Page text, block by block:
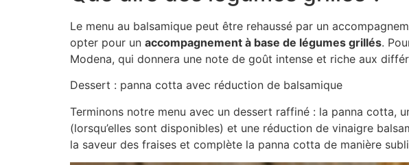
Le menu au balsamique peut être rehaussé par un
opter pour un accompagnement à base de légumes grillés.
Modena, qui donnera une note de goût intense et riche aux
Dessert : panna cotta avec réduction de balsamique
Terminons notre menu avec un dessert raffiné : la panna cotta,
(lorsqu’elles sont disponibles) et une réduction de vinaigre
la saveur des fraises et complète la panna cotta de manière